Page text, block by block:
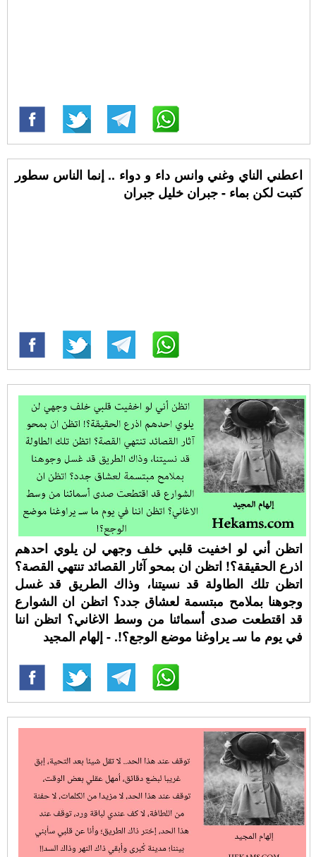
اعطني الناي وغني وانس داء و دواء .. إنما الناس سطور
كتبت لكن بماء - جبران خليل جبران
اتظن أني لو اخفيت قلبي خلف وجهي لن يلوي احدهم
اذرع الحقيقة؟! اتظن ان بمحو آثار القصائد تنتهي القصة؟
اتظن تلك الطاولة قد نسيتنا، وذاك الطريق قد غسل
وجوهنا بملامح مبتسمة لعشاق جدد؟ اتظن ان الشوارع
قد اقتطعت صدى أسمائنا من وسط الاغاني؟ اتظن اننا
في يوم ما سـ يراوغنا موضع الوجع؟!. - إلهام المجيد